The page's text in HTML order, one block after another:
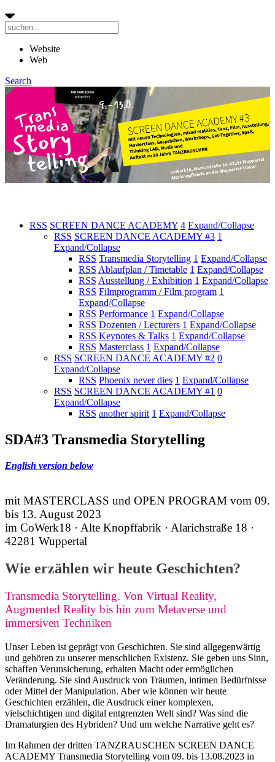
Website
Web
Search
RSS SCREEN DANCE ACADEMY 4 Expand/Collapse
RSS SCREEN DANCE ACADEMY #3 1
Expand/Collapse
RSS Transmedia Storytelling 1 Expand/Collapse
RSS Ablaufplan / Timetable 1 Expand/Collapse
RSS Ausstellung / Exhibition 1 Expand/Collapse
RSS Filmprogramm / Film program 1
Expand/Collapse
RSS Performance 1 Expand/Collapse
RSS Dozenten / Lecturers 1 Expand/Collapse
RSS Keynotes & Talks 1 Expand/Collapse
RSS Masterclass 1 Expand/Collapse
RSS SCREEN DANCE ACADEMY #2 0
Expand/Collapse
RSS Phoenix never dies 1 Expand/Collapse
RSS SCREEN DANCE ACADEMY #1 0
Expand/Collapse
RSS another spirit 1 Expand/Collapse
SDA#3 Transmedia Storytelling
English version below
mit MASTERCLASS und OPEN PROGRAM vom 09.
bis 13. August 2023
im CoWerk18 · Alte Knopffabrik · Alarichstraße 18 ·
42281 Wuppertal
Wie erzählen wir heute Geschichten?
Transmedia Storytelling. Von Virtual Reality,
Augmented Reality bis hin zum Metaverse und
immersiven Techniken
Unser Leben ist geprägt von Geschichten. Sie sind allgegenwärtig
und gehören zu unserer menschlichen Existenz. Sie geben uns Sinn,
schaffen Verunsicherung, erhalten Macht oder ermöglichen
Veränderung. Sie sind Ausdruck von Träumen, intimen Bedürfnisse
oder Mittel der Manipulation. Aber wie können wir heute
Geschichten erzählen, die Ausdruck einer komplexen,
vielschichtigen und digital entgrenzten Welt sind? Was sind die
Dramaturgien des Hybriden? Und um welche Narrative geht es?
Im Rahmen der dritten TANZRAUSCHEN SCREEN DANCE
ACADEMY Transmedia Storytelling vom 09. bis 13.08.2023 in